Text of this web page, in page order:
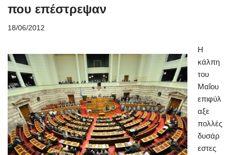
που επέστρεψαν
18/06/2012
Η
κάλπη
του
Μαΐου
επιφύλ
αξε
πολλές
δυσάρ
εστες